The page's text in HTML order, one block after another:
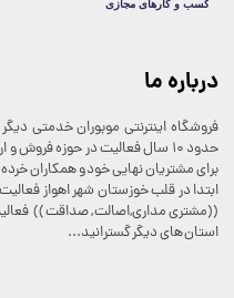
درباره ما
فروشگاه اینترنتی موبوران خدمتی
حدود 10 سال فعالیت در حوزه
برای مشتریان نهایی خود و همکاران
ابتدا در قلب خوزستان شهر اهواز
((مشتری مداری,اصالت , صداقت ))
استان های دیگر گسترانید...